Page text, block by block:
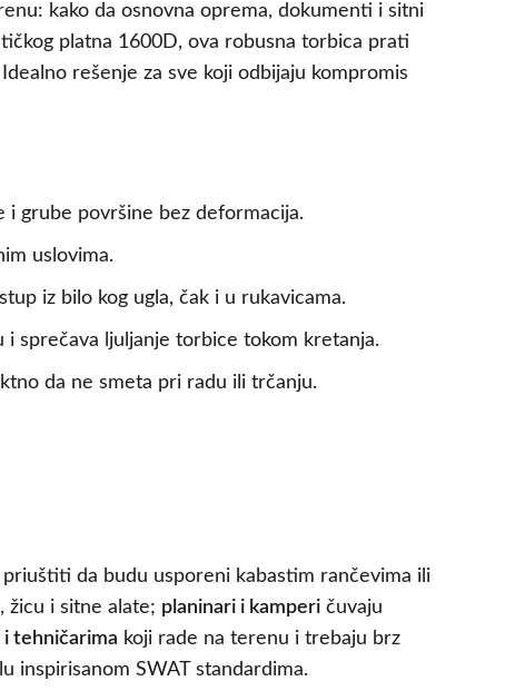
kako da osnovna oprema, dokumenti i sitni
platna 1600D, ova robusna torbica prati
rešenje za sve koji odbijaju kompromis
i grube površine bez deformacija.
uslovima.
iz bilo kog ugla, čak i u rukavicama.
sprečava ljuljanje torbice tokom kretanja.
da ne smeta pri radu ili trčanju.
da budu usporeni kabastim rančevima ili
žicu i sitne alate; planinari i kamperi čuvaju
tehničarima koji rade na terenu i trebaju brz
inspirisanom SWAT standardima.